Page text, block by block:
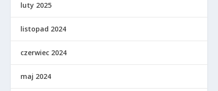
luty 2025
listopad 2024
czerwiec 2024
maj 2024